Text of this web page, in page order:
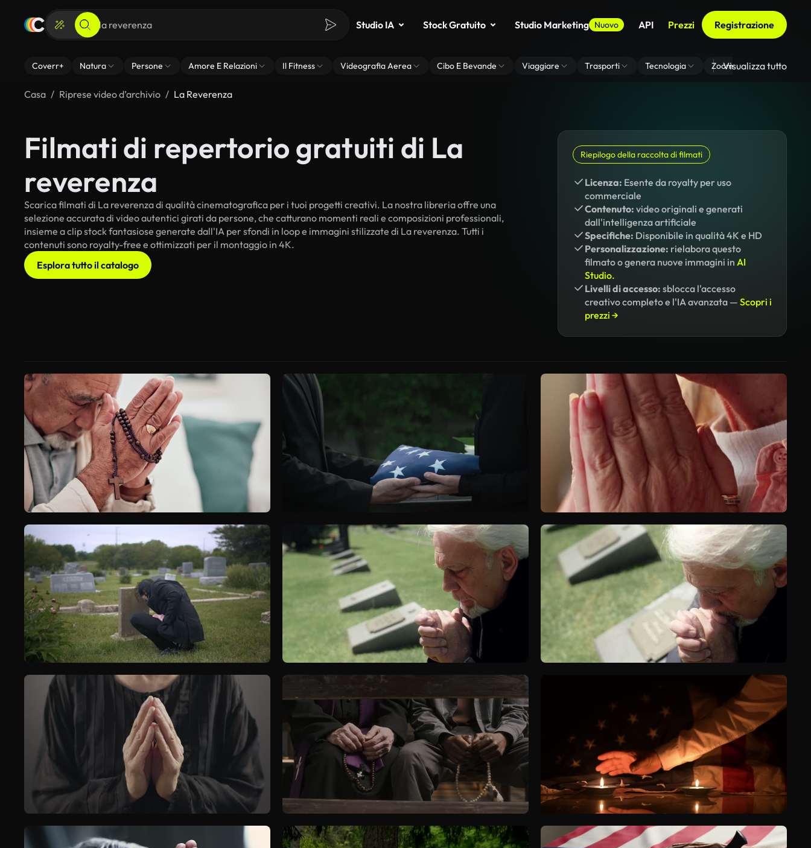
Studio IA Stock Gratuito Studio Marketing Nuovo API Prezzi Registrazione
Coverr+ Natura Persone Amore E Relazioni Il Fitness Videografia Aerea Cibo E Bevande Viaggiare Trasporti Tecnologia Zoom Di Sfondo Virtuale
Visualizza tutto
Casa Riprese video d’archivio La Reverenza
Filmati di repertorio gratuiti di La
reverenza
Scarica filmati di La reverenza di qualità cinematografica per i tuoi progetti creativi. La nostra libreria offre una
selezione accurata di video autentici girati da persone, che catturano momenti reali e composizioni professionali,
insieme a clip stock fantasiose generate dall'IA per sfondi in loop e immagini stilizzate di La reverenza. Tutti i
contenuti sono royalty-free e ottimizzati per il montaggio in 4K.
Esplora tutto il catalogo
Riepilogo della raccolta di filmati
Licenza: Esente da royalty per uso
commerciale
Contenuto: video originali e generati
dall'intelligenza artificiale
Specifiche: Disponibile in qualità 4K e HD
Personalizzazione: rielabora questo
filmato o genera nuove immagini in AI
Studio.
Livelli di accesso: sblocca l'accesso
creativo completo e l'IA avanzata — Scopri i
prezzi →